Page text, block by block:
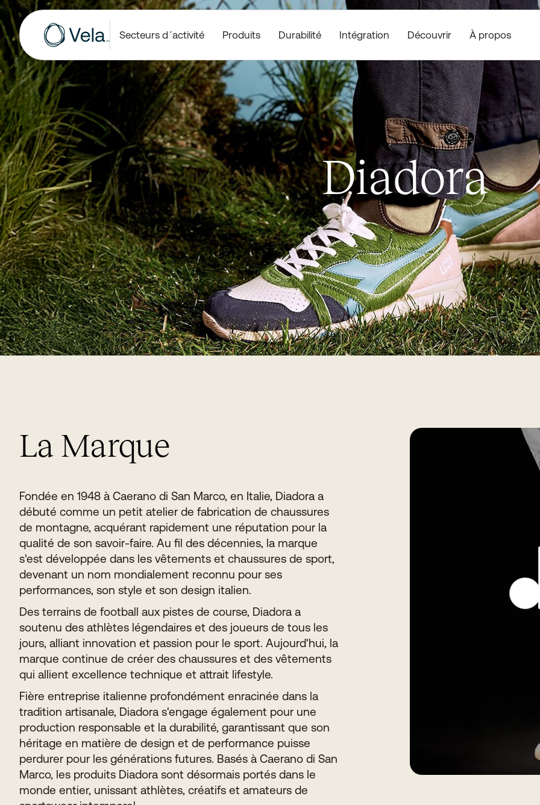
Secteurs d´activité Produits Durabilité Intégration Découvrir À propos
Diadora
La Marque
Fondée en 1948 à Caerano di San Marco, en Italie, Diadora a
débuté comme un petit atelier de fabrication de chaussures
de montagne, acquérant rapidement une réputation pour la
qualité de son savoir-faire. Au fil des décennies, la marque
s'est développée dans les vêtements et chaussures de sport,
devenant un nom mondialement reconnu pour ses
performances, son style et son design italien.
Des terrains de football aux pistes de course, Diadora a
soutenu des athlètes légendaires et des joueurs de tous les
jours, alliant innovation et passion pour le sport. Aujourd'hui, la
marque continue de créer des chaussures et des vêtements
qui allient excellence technique et attrait lifestyle.
Fière entreprise italienne profondément enracinée dans la
tradition artisanale, Diadora s'engage également pour une
production responsable et la durabilité, garantissant que son
héritage en matière de design et de performance puisse
perdurer pour les générations futures. Basés à Caerano di San
Marco, les produits Diadora sont désormais portés dans le
monde entier, unissant athlètes, créatifs et amateurs de